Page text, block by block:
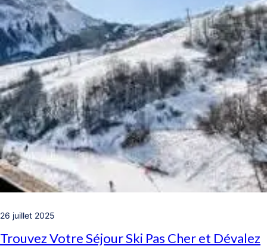
26 juillet 2025
Trouvez Votre Séjour Ski Pas Cher et Dévalez